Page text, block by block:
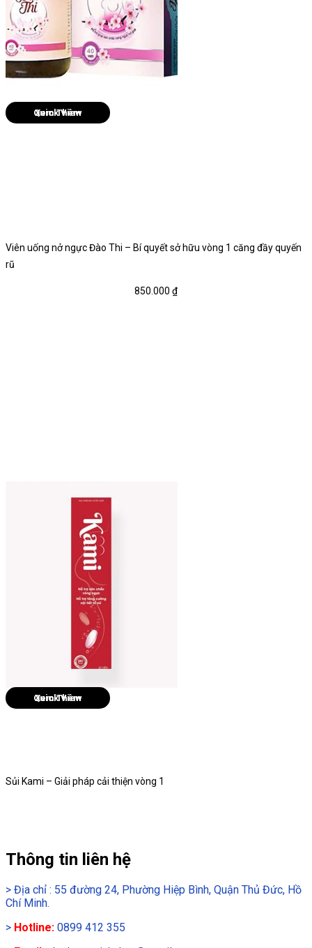
Quick View
Viên uống nở ngực Đào Thi – Bí quyết sở hữu vòng 1 căng đầy quyến
rũ
850.000 ₫
Quick View
Sủi Kami – Giải pháp cải thiện vòng 1
Thông tin liên hệ
> Địa chỉ : 55 đường 24, Phường Hiệp Bình, Quận Thủ Đức, Hồ
Chí Minh.
> Hotline: 0899 412 355